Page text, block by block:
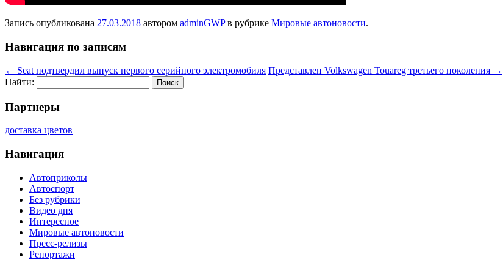
Запись опубликована 27.03.2018 автором adminGWPв рубрике Мировые автоновости.
Навигация по записям
← Seat подтвердил выпуск первого серийного электромобиля Представлен Volkswagen Touareg третьего поколения →
Найти:
Партнеры
доставка цветов
Навигация
Автоприколы
Автоспорт
Без рубрики
Видео дня
Интересное
Мировые автоновости
Пресс-релизы
Репортажи